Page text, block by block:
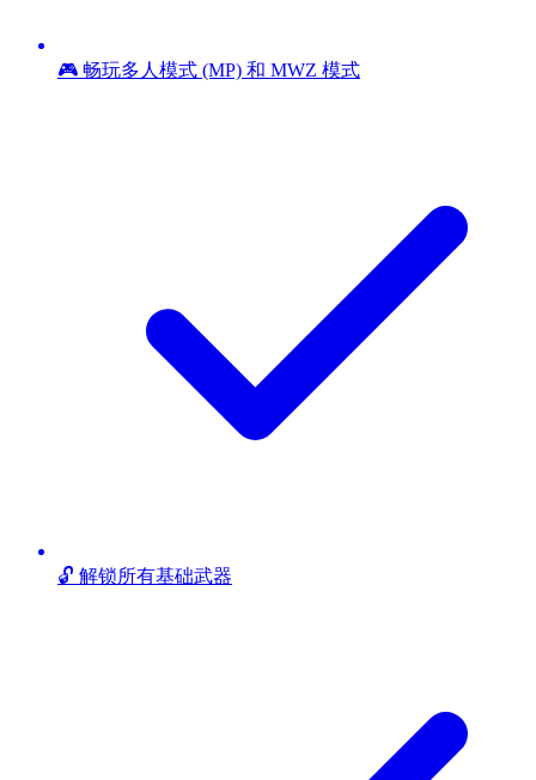
🎮 畅玩多人模式 (MP) 和 MWZ 模式
🔓 解锁所有基础武器